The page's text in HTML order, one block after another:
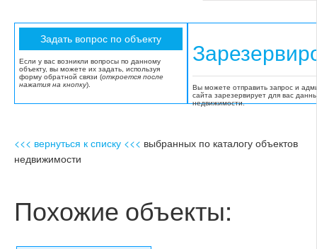
Если у вас возникли вопросы по данному
объекту, вы можете их задать, используя
форму обратной связи (откроется после
нажатия на кнопку).
Вы можете отправить запрос и
сайта зарезервирует для вас
недвижимости.
<<< вернуться к списку <<< выбранных по каталогу объектов
недвижимости
Похожие объекты: